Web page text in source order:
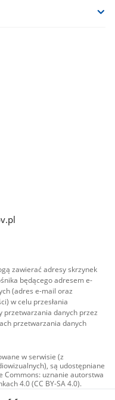
zawierać adresy skrzynek
będącego adresem e-
(adres e-mail oraz
w celu przesłania
przetwarzania danych przez
przetwarzania danych
w serwisie (z
są udostępniane
Commons: uznanie autorstwa
4.0 (CC BY-SA 4.0).
w tym zdjęcia, materiały